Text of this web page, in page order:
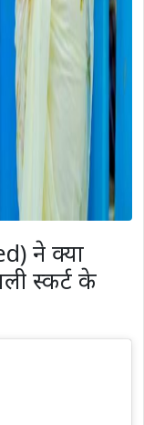
ने क्या
स्कर्ट के